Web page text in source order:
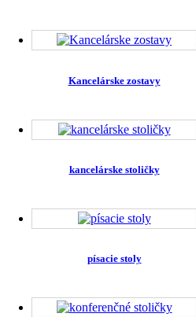
Kancelárske zostavy
kancelárske stoličky
písacie stoly